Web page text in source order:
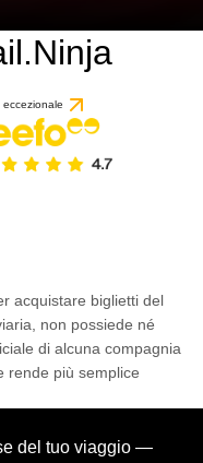
eccezionale
acquistare biglietti del
non possiede né
di alcuna compagnia
rende più semplice
del tuo viaggio —
9.1 / 10
basato su 48